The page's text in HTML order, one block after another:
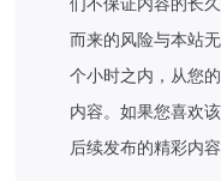
们不保证内容的长
而来的风险与本站
个小时之内，从您
内容。如果您喜欢
后续发布的精彩内容